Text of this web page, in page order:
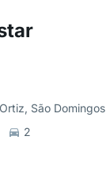
São Domingos
2